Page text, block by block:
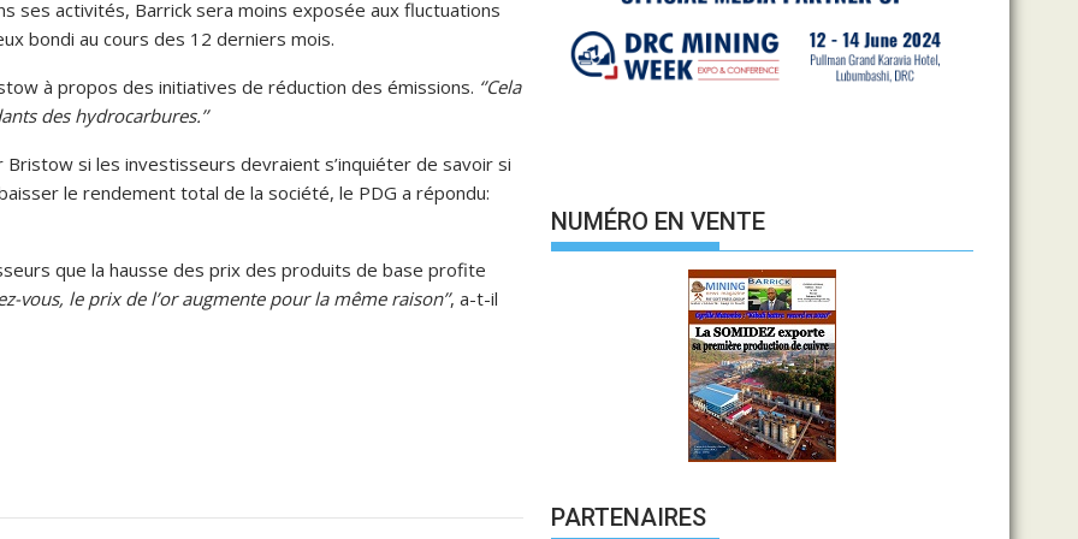
ses activités, Barrick sera moins exposée aux fluctuations
bondi au cours des 12 derniers mois.
à propos des initiatives de réduction des émissions. ‘’Cela
des hydrocarbures.’’
si les investisseurs devraient s’inquiéter de savoir si
le rendement total de la société, le PDG a répondu:
que la hausse des prix des produits de base profite
vous, le prix de l’or augmente pour la même raison’’, a-t-il
NUMÉRO EN VENTE
PARTENAIRES